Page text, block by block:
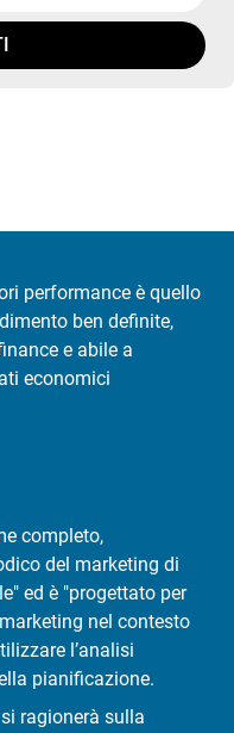
performance è quello
ben definite,
e abile a
economici
completo,
del marketing di
ed è "progettato per
nel contesto
l’analisi
pianificazione.
ragionerà sulla